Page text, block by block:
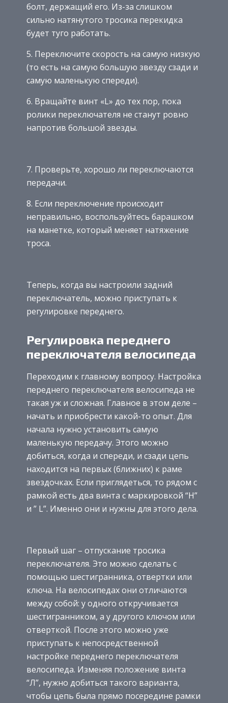
болт, держащий его. Из-за слишком
сильно натянутого тросика перекидка
будет туго работать.
5. Переключите скорость на самую низкую
(то есть на самую большую звезду сзади и
самую маленькую спереди).
6. Вращайте винт «L» до тех пор, пока
ролики переключателя не станут ровно
напротив большой звезды.
7. Проверьте, хорошо ли переключаются
передачи.
8. Если переключение происходит
неправильно, воспользуйтесь барашком
на манетке, который меняет натяжение
троса.
Теперь, когда вы настроили задний
переключатель, можно приступать к
регулировке переднего.
Регулировка переднего
переключателя велосипеда
Переходим к главному вопросу. Настройка
переднего переключателя велосипеда не
такая уж и сложная. Главное в этом деле –
начать и приобрести какой-то опыт. Для
начала нужно установить самую
маленькую передачу. Этого можно
добиться, когда и спереди, и сзади цепь
находится на первых (ближних) к раме
звездочках. Если приглядеться, то рядом с
рамкой есть два винта с маркировкой “Н”
и ” L”. Именно они и нужны для этого дела.
Первый шаг – отпускание тросика
переключателя. Это можно сделать с
помощью шестигранника, отвертки или
ключа. На велосипедах они отличаются
между собой: у одного откручивается
шестигранником, а у другого ключом или
отверткой. После этого можно уже
приступать к непосредственной
настройке переднего переключателя
велосипеда. Изменяя положение винта
“Л”, нужно добиться такого варианта,
чтобы цепь была прямо посередине рамки